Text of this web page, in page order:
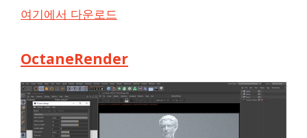
여기에서 다운로드
OctaneRender